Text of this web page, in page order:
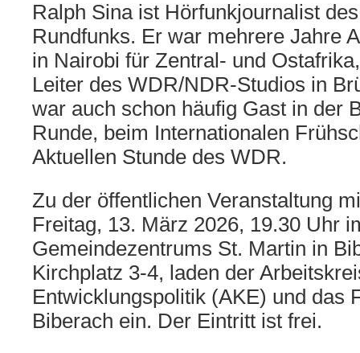
Ralph Sina ist Hörfunkjournalist
Rundfunks. Er war mehrere Jahre
in Nairobi für Zentral- und
Leiter des WDR/NDR-Studios in
war auch schon häufig Gast in der
Runde, beim Internationalen
Aktuellen Stunde des WDR.
Zu der öffentlichen Veranstaltung
Freitag, 13. März 2026, 19.30 Uhr
Gemeindezentrums St. Martin in
Kirchplatz 3-4, laden der
Entwicklungspolitik (AKE) und das
Biberach ein. Der Eintritt ist frei.